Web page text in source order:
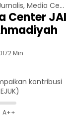
Dihadapan Jurnalis, Media Center JAI Sampaikan Kontribusi Ahmadiyah Untuk Bangsa
Center JAI
2 Min
kontribusi
A++